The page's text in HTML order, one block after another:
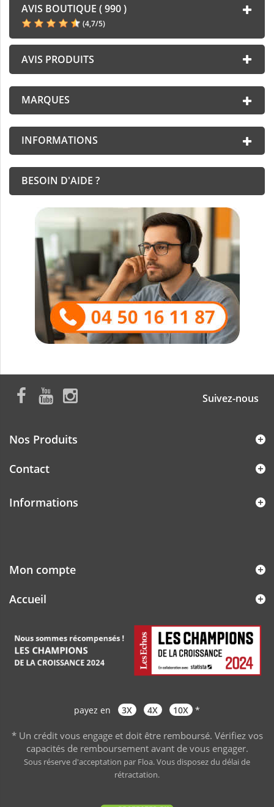
AVIS BOUTIQUE ( 990 )
(4,7/5)
AVIS PRODUITS
MARQUES
INFORMATIONS
BESOIN D'AIDE ?
Suivez-nous
Nos Produits
Contact
Informations
Mon compte
Accueil
payez en 3X 4X 10X *
* Un crédit vous engage et doit être remboursé. Vérifiez vos
capacités de remboursement avant de vous engager.
Sous réserve d'acceptation par Floa. Vous disposez du délai de
rétractation.